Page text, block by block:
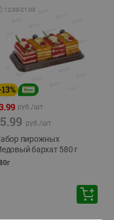
12:00-21:00
13%
руб./шт
руб./шт
пирожных
бархат 580 г